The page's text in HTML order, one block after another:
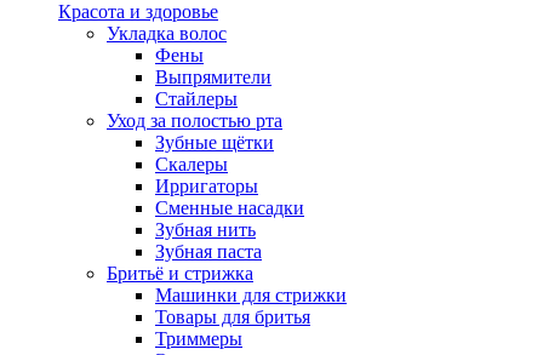
Красота и здоровье
Укладка волос
Фены
Выпрямители
Стайлеры
Уход за полостью рта
Зубные щётки
Скалеры
Ирригаторы
Сменные насадки
Зубная нить
Зубная паста
Бритьё и стрижка
Машинки для стрижки
Товары для бритья
Триммеры